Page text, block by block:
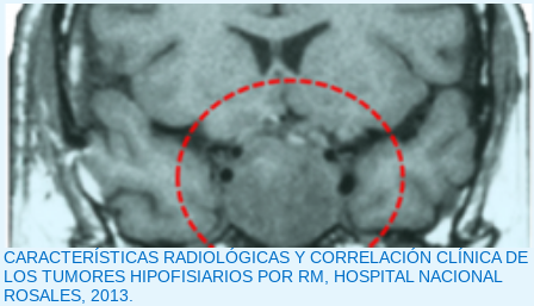
CARACTERÍSTICAS RADIOLÓGICAS Y CORRELACIÓN CLÍNICA DE
LOS TUMORES HIPOFISIARIOS POR RM, HOSPITAL NACIONAL
ROSALES, 2013.